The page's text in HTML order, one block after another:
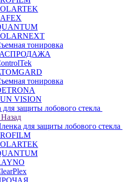
тонировка
тонировка
VISION
защиты лобового стекла
Назад
для защиты лобового стекла